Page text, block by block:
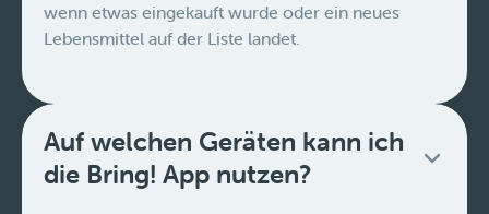
wenn etwas eingekauft wurde oder ein neues
Lebensmittel auf der Liste landet.
Auf welchen Geräten kann ich
die Bring! App nutzen?